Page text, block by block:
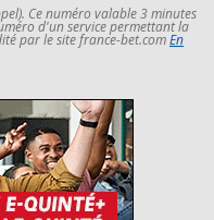
Ce numéro valable 3 minutes
d'un service permettant la
par le site france-bet.comEn